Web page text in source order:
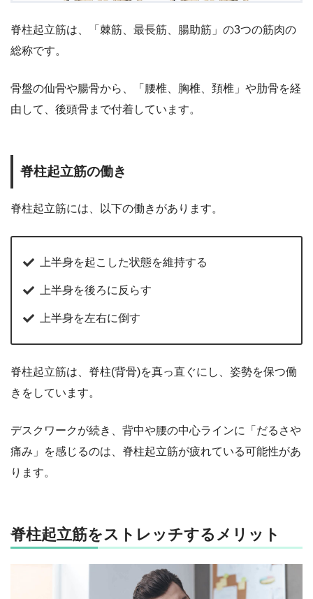
脊柱起立筋は、「棘筋、最長筋、腸助筋」の3つの筋肉の
総称です。
骨盤の仙骨や腸骨から、「腰椎、胸椎、頚椎」や肋骨を経
由して、後頭骨まで付着しています。
脊柱起立筋の働き
脊柱起立筋には、以下の働きがあります。
上半身を起こした状態を維持する
上半身を後ろに反らす
上半身を左右に倒す
脊柱起立筋は、脊柱(背骨)を真っ直ぐにし、姿勢を保つ働
きをしています。
デスクワークが続き、背中や腰の中心ラインに「だるさや
痛み」を感じるのは、脊柱起立筋が疲れている可能性があ
ります。
脊柱起立筋をストレッチするメリット